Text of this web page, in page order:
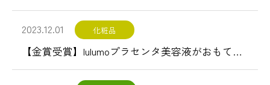
2023.12.01 化粧品
【金賞受賞】lulumoプラセンタ美容液がおもてなしセレクション金賞受賞